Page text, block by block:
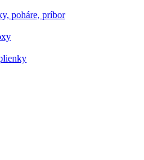
poháre, príbor